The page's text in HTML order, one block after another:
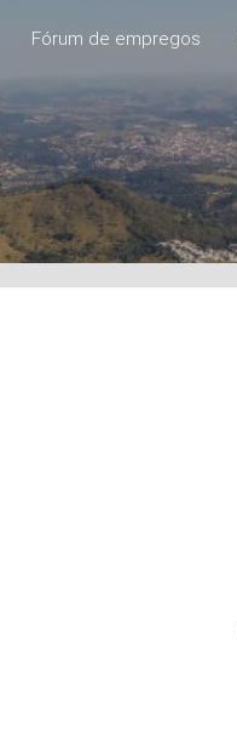
Fórum de empregos